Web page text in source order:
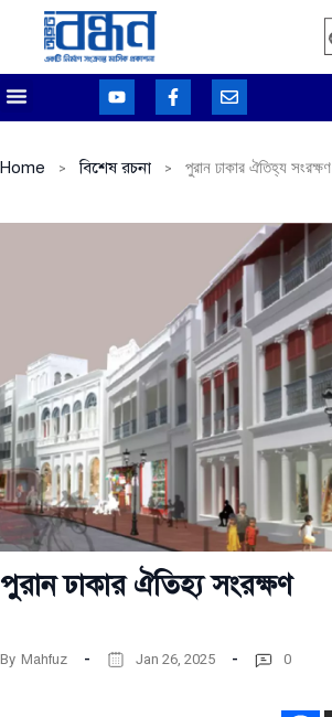
Home বিশেষ রচনা পুরান ঢাকার ঐতিহ্য সংরক্ষণ
পুরান ঢাকার ঐতিহ্য সংরক্ষণ
By Mahfuz Jan 26, 2025 0